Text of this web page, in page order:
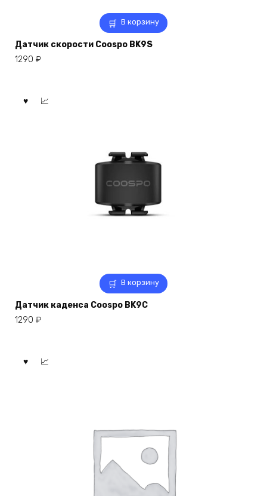
В корзину
Датчик скорости Coospo BK9S
1290 ₽
В корзину
Датчик каденса Coospo BK9C
1290 ₽